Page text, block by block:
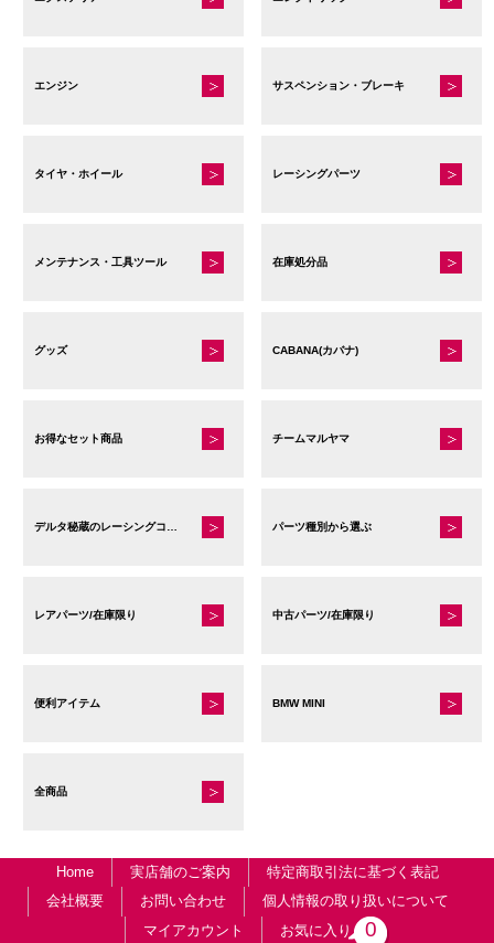
エンジン サスペンション・ブレーキ
タイヤ・ホイール レーシングパーツ
メンテナンス・工具ツール 在庫処分品
グッズ CABANA(カバナ)
お得なセット商品 チームマルヤマ
パーツ種別から選ぶ
レアパーツ/在庫限り 中古パーツ/在庫限り
便利アイテム BMW MINI
全商品
Home 実店舗のご案内
特定商取引法に基づく表記
会社概要
お問い合わせ
個人情報の取り扱いについて
マイアカウント
お気に入り 0